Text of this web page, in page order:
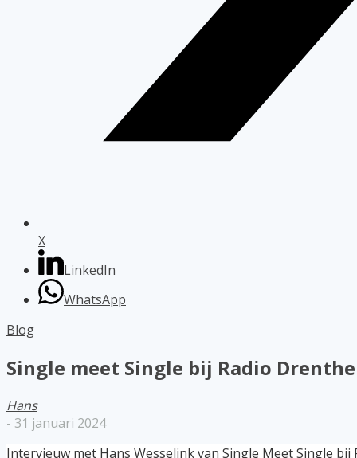
X
LinkedIn
WhatsApp
Blog
Single meet Single bij Radio Drenthe
Hans
- 31 januari 2024
Intervieuw met Hans Wesselink van Single Meet Single bij